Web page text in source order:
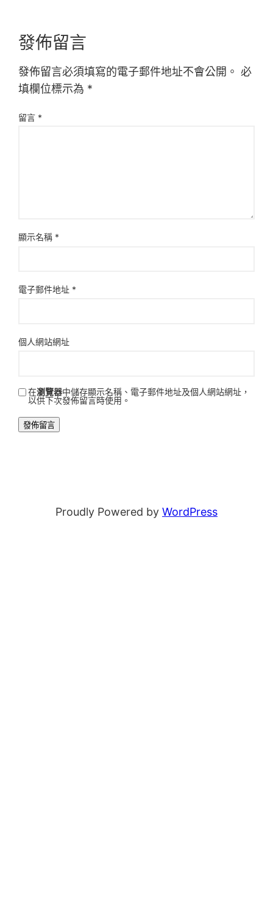
發佈留言
發佈留言必須填寫的電子郵件地址不會公開。 必
填欄位標示為 *
留言 *
顯示名稱 *
電子郵件地址 *
個人網站網址
在瀏覽器中儲存顯示名稱、電子郵件地址及個人網站網址，
以供下次發佈留言時使用。
Proudly Powered by WordPress